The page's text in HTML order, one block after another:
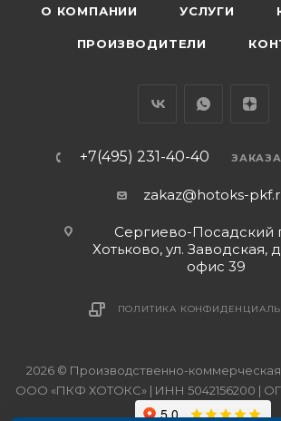
О КОМПАНИИ УСЛУГИ
ПРОИЗВОДИТЕЛИ
+7(495) 231-40-40
zakaz@hotoks-
Сергиево-Посадский
Хотьково, ул. Заводская,
офис 39
ПОЛИТИКА
2026 © Производственно-
ООО «ПКФ ХОТОКС» | ИНН 5042156200 |